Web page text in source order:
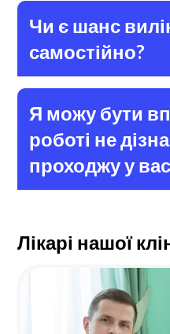
Чи є шанс
самостійно?
Я можу бути
роботі не
проходжу у
Лікарі нашої